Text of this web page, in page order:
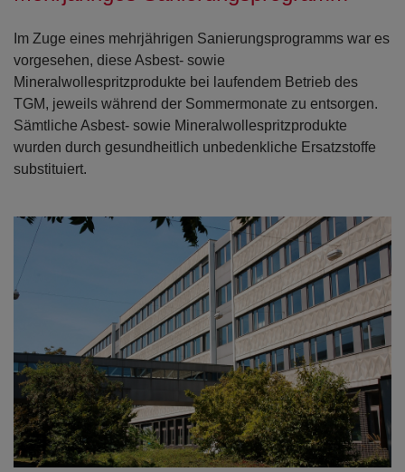
Im Zuge eines mehrjährigen Sanierungsprogramms war es
vorgesehen, diese Asbest- sowie
Mineralwollespritzprodukte bei laufendem Betrieb des
TGM, jeweils während der Sommermonate zu entsorgen.
Sämtliche Asbest- sowie Mineralwollespritzprodukte
wurden durch gesundheitlich unbedenkliche Ersatzstoffe
substituiert.
Open
Open